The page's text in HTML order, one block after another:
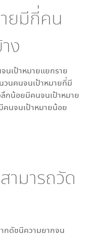
ยมีกี่คน
ง
นเป้าหมายแยกราย
นคนจนเป้าหมายที่มี
ลึกน้อยมีคนจนเป้าหมาย
คนจนเป้าหมายน้อย
ามารถวัด
กดัชนีความยากจน